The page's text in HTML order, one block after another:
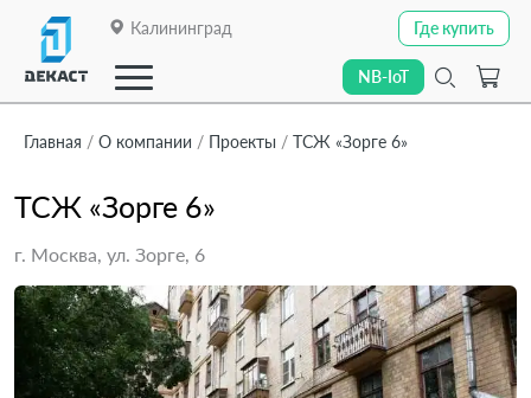
Калининград
Где купить
Где купить
NB-IoT
NB-IoT
О компании
Каталог
Линейки приборов
Закрыть
О компании
Каталог
Линейки приборов
Главная О компании Проекты ТСЖ «Зорге 6»
ТСЖ «Зорге 6»
г. Москва, ул. Зорге, 6